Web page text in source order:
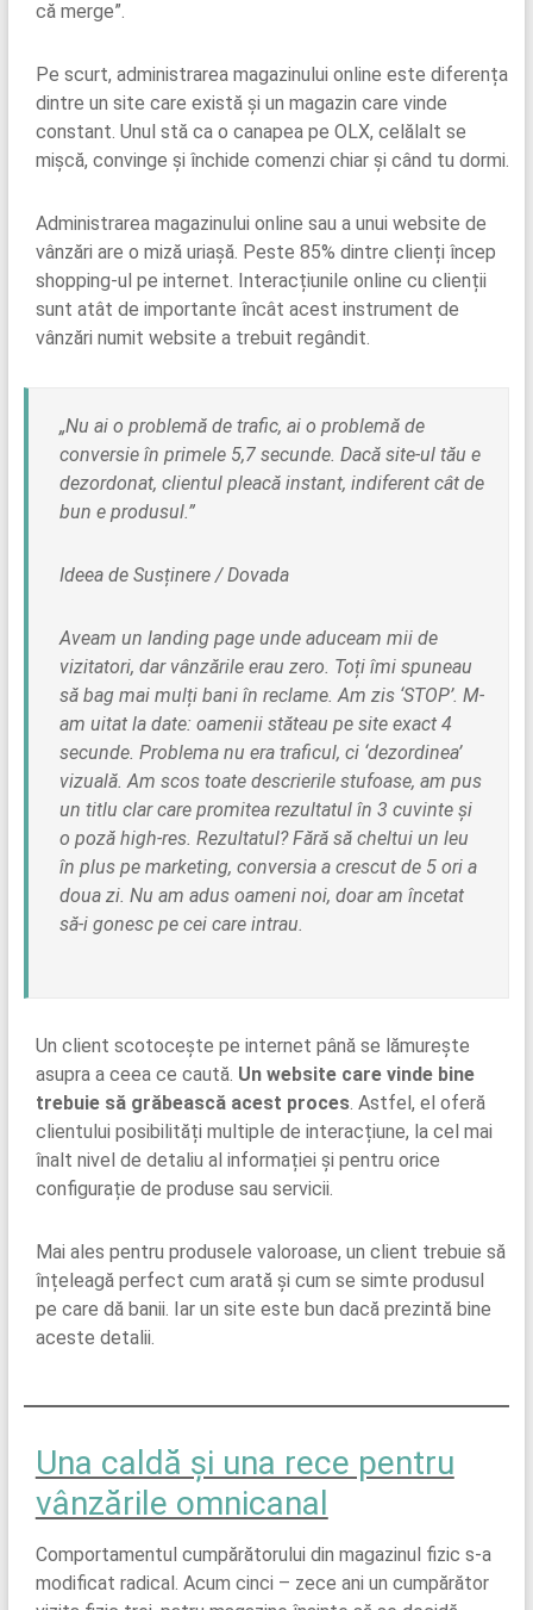
că merge”.
Pe scurt, administrarea magazinului online este diferența
dintre un site care există și un magazin care vinde
constant. Unul stă ca o canapea pe OLX, celălalt se
mișcă, convinge și închide comenzi chiar și când tu dormi.
Administrarea magazinului online sau a unui website de
vânzări are o miză uriașă. Peste 85% dintre clienți încep
shopping-ul pe internet. Interacțiunile online cu clienții
sunt atât de importante încât acest instrument de
vânzări numit website a trebuit regândit.
„Nu ai o problemă de trafic, ai o problemă de
conversie în primele 5,7 secunde. Dacă site-ul tău e
dezordonat, clientul pleacă instant, indiferent cât de
bun e produsul.”
Ideea de Susținere / Dovada
Aveam un landing page unde aduceam mii de
vizitatori, dar vânzările erau zero. Toți îmi spuneau
să bag mai mulți bani în reclame. Am zis ‘STOP’. M-
am uitat la date: oamenii stăteau pe site exact 4
secunde. Problema nu era traficul, ci ‘dezordinea’
vizuală. Am scos toate descrierile stufoase, am pus
un titlu clar care promitea rezultatul în 3 cuvinte și
o poză high-res. Rezultatul? Fără să cheltui un leu
în plus pe marketing, conversia a crescut de 5 ori a
doua zi. Nu am adus oameni noi, doar am încetat
să-i gonesc pe cei care intrau.
Un client scotocește pe internet până se lămurește
asupra a ceea ce caută. Un website care vinde bine
trebuie să grăbească acest proces. Astfel, el oferă
clientului posibilități multiple de interacțiune, la cel mai
înalt nivel de detaliu al informației și pentru orice
configurație de produse sau servicii.
Mai ales pentru produsele valoroase, un client trebuie să
înțeleagă perfect cum arată și cum se simte produsul
pe care dă banii. Iar un site este bun dacă prezintă bine
aceste detalii.
Una caldă și una rece pentru
vânzările omnicanal
Comportamentul cumpărătorului din magazinul fizic s-a
modificat radical. Acum cinci – zece ani un cumpărător